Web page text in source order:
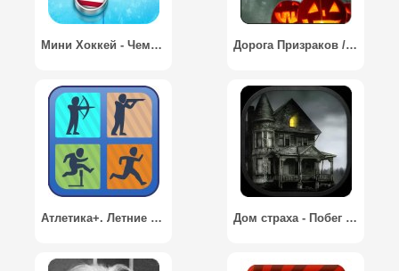
Мини Хоккей - Чемпионат Звезд / Mini Hockey Stars Дорога Призраков / Way of Ghosts
Атлетика+. Летние спорт игры. / Athletics+. Summer sport games Дом страха - Побег / House of Fear - Escape